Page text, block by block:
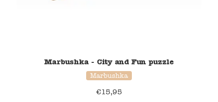
Marbushka - City and Fun puzzle
Marbushka
€15,95